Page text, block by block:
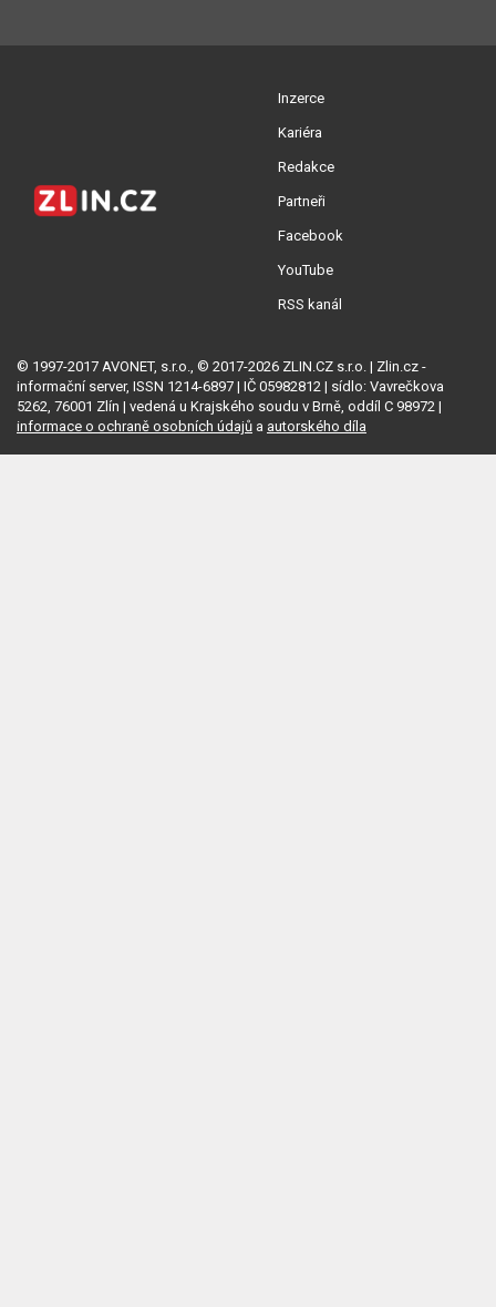
Inzerce
Kariéra
Redakce
Partneři
Facebook
YouTube
RSS kanál
© 1997-2017 AVONET, s.r.o., © 2017-2026 ZLIN.CZ s.r.o. | Zlin.cz -
informační server, ISSN 1214-6897 | IČ 05982812 | sídlo: Vavrečkova
5262, 76001 Zlín | vedená u Krajského soudu v Brně, oddíl C 98972 |
informace o ochraně osobních údajů a autorského díla